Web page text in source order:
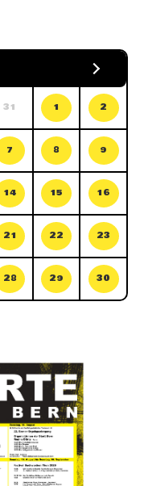
31 1 2
7 8 9
14 15 16
21 22 23
28 29 30